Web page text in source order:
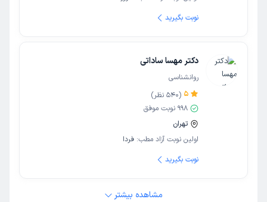
نوبت بگیرید
دکتر مهسا ساداتی
روانشناسی
5
(
540 نظر)
998 نوبت موفق
تهران
اولین نوبت آزاد مطب: فردا
نوبت بگیرید
مشاهده بیشتر